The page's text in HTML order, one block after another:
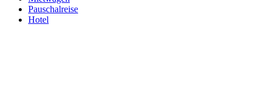
Pauschalreise
Hotel